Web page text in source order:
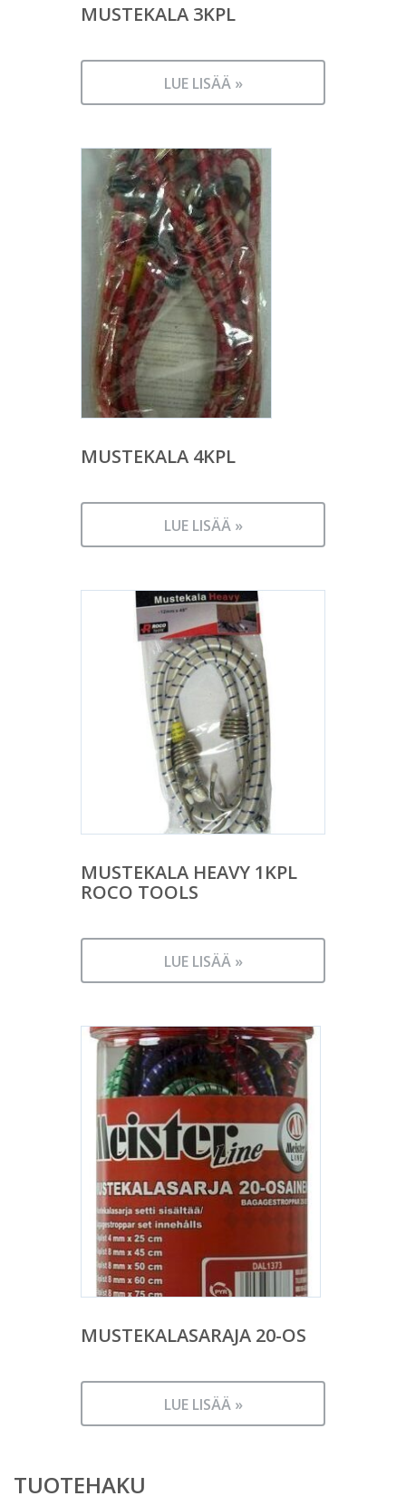
MUSTEKALA 3KPL
LUE LISÄÄ »
MUSTEKALA 4KPL
LUE LISÄÄ »
MUSTEKALA HEAVY 1KPL
ROCO TOOLS
LUE LISÄÄ »
MUSTEKALASARAJA 20-OS
LUE LISÄÄ »
TUOTEHAKU